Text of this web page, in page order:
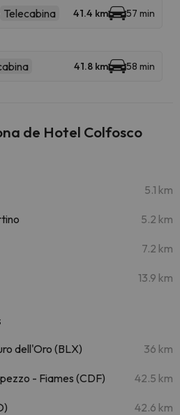
Telecabina 41.4 km 57 min
41.8 km 58 min
de Hotel Colfosco
5.1 km
5.2 km
7.2 km
13.9 km
dell'Oro (BLX) 36 km
- Fiames (CDF) 42.5 km
42.6 km